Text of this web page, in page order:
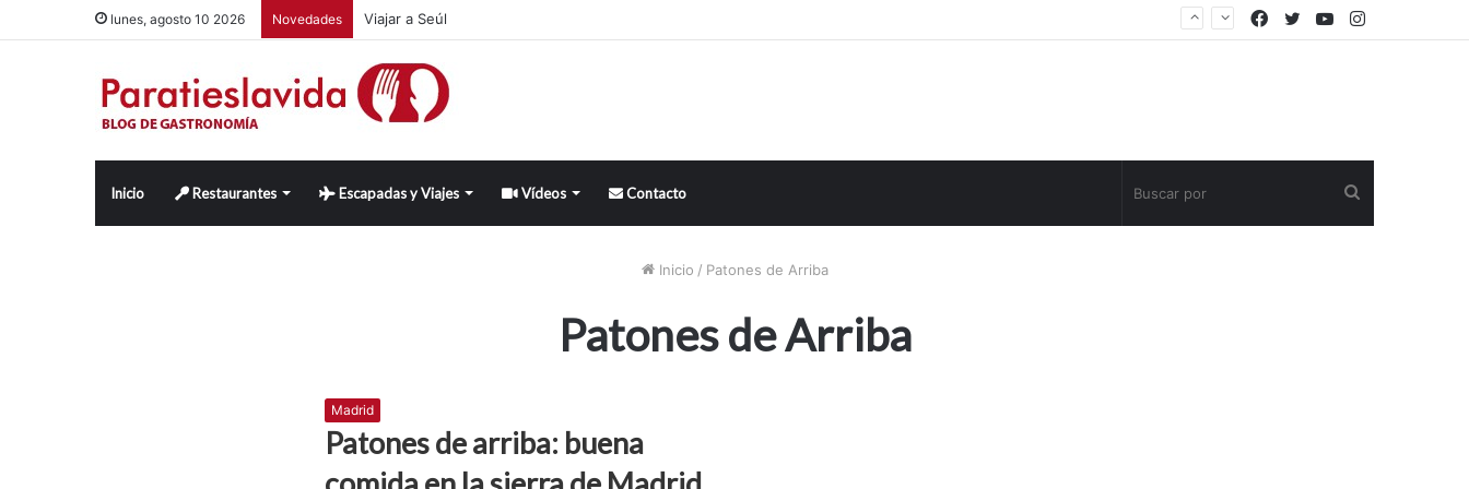
lunes, agosto 10 2026 Novedades Viajar a Seúl YouTube
Twitter
Facebook
Inicio Restaurantes Escapadas y Viajes Vídeos Contacto
Inicio / Patones de Arriba
Patones de Arriba
Madrid
Patones de arriba: buena